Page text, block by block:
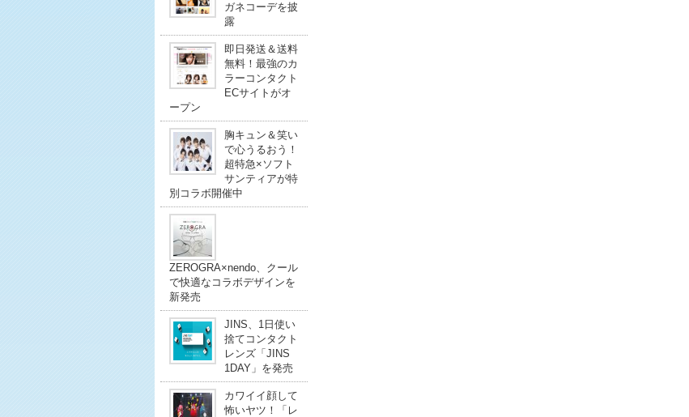
ガネコーデを披
露
即日発送＆送料
無料！最強のカ
ラーコンタクト
ECサイトがオ
ープン
胸キュン＆笑い
で心うるおう！
超特急×ソフト
サンティアが特
別コラボ開催中
ZEROGRA×nendo、クール
で快適なコラボデザインを
新発売
JINS、1日使い
捨てコンタクト
レンズ「JINS
1DAY」を発売
カワイイ顔して
怖いヤツ！「レ